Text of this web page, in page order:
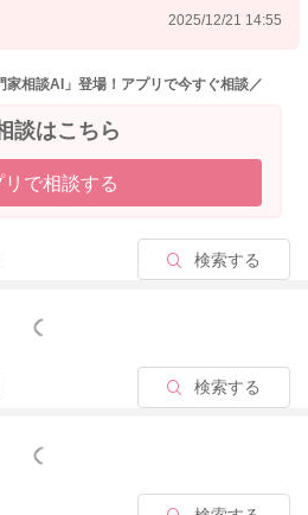
2025/12/21 14:55
家相談AI」登場！アプリで今すぐ相談／
談はこちら
リで相談する
検索する
っと見る
検索する
っと見る